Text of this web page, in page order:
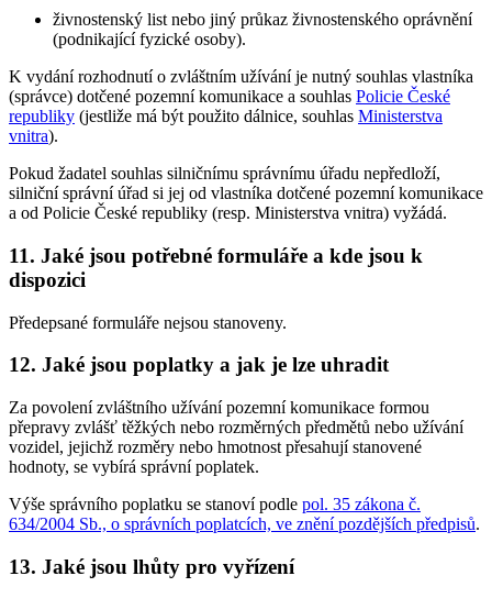
živnostenský list nebo jiný průkaz živnostenského oprávnění
(podnikající fyzické osoby).
K vydání rozhodnutí o zvláštním užívání je nutný souhlas vlastníka
(správce) dotčené pozemní komunikace a souhlas Policie České
republiky (jestliže má být použito dálnice, souhlas Ministerstva
vnitra).
Pokud žadatel souhlas silničnímu správnímu úřadu nepředloží,
silniční správní úřad si jej od vlastníka dotčené pozemní komunikace
a od Policie České republiky (resp. Ministerstva vnitra) vyžádá.
11. Jaké jsou potřebné formuláře a kde jsou k
dispozici
Předepsané formuláře nejsou stanoveny.
12. Jaké jsou poplatky a jak je lze uhradit
Za povolení zvláštního užívání pozemní komunikace formou
přepravy zvlášť těžkých nebo rozměrných předmětů nebo užívání
vozidel, jejichž rozměry nebo hmotnost přesahují stanovené
hodnoty, se vybírá správní poplatek.
Výše správního poplatku se stanoví podle pol. 35 zákona č.
634/2004 Sb., o správních poplatcích, ve znění pozdějších předpisů.
13. Jaké jsou lhůty pro vyřízení